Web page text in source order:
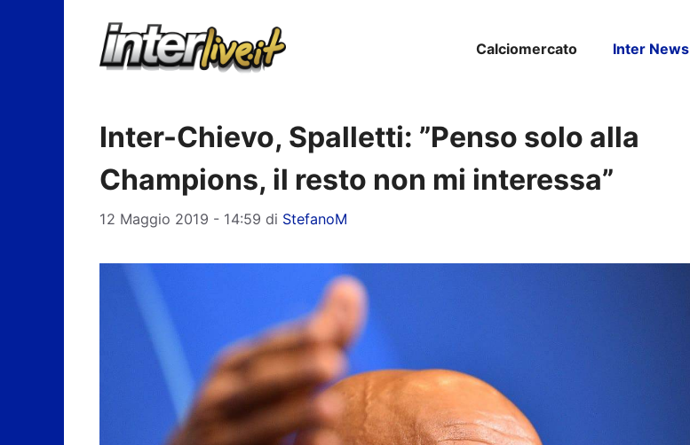
Calciomercato Inter News
Inter-Chievo, Spalletti: ”Penso solo alla
Champions, il resto non mi interessa”
12 Maggio 2019 - 14:59 di StefanoM